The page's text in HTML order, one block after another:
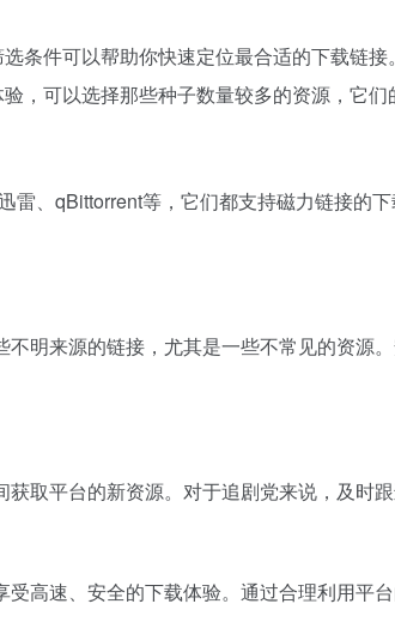
条件可以帮助你快速定位最合适的下载链
可以选择那些种子数量较多的资源，它们
、qBittorrent等，它们都支持磁力链接的
明来源的链接，尤其是一些不常见的资源
取平台的新资源。对于追剧党来说，及时
高速、安全的下载体验。通过合理利用平